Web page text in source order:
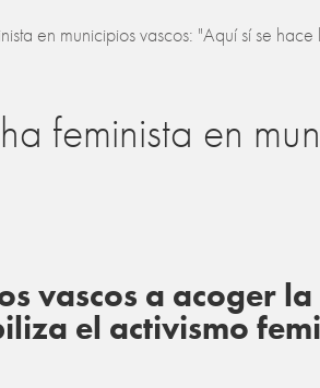
en municipios vascos: "Aquí sí se hace
feminista en
vascos a acoger
el activismo